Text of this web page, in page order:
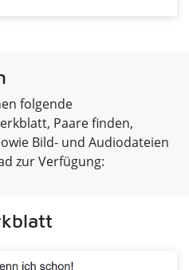
folgende
Paare finden,
Bild- und Audiodateien
zur Verfügung: